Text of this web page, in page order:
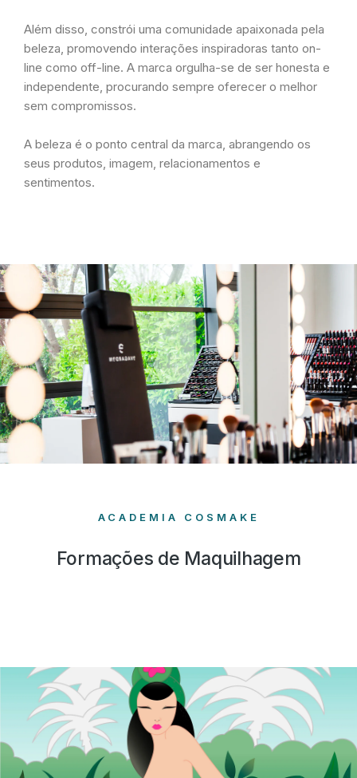
Além disso, constrói uma comunidade apaixonada pela
beleza, promovendo interações inspiradoras tanto on-
line como off-line. A marca orgulha-se de ser honesta e
independente, procurando sempre oferecer o melhor
sem compromissos.
A beleza é o ponto central da marca, abrangendo os
seus produtos, imagem, relacionamentos e
sentimentos.
ACADEMIA COSMAKE
Formações de Maquilhagem